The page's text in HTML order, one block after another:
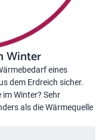
Winter
eines
dem Erdreich sicher.
Winter? Sehr
als die Wärmequelle